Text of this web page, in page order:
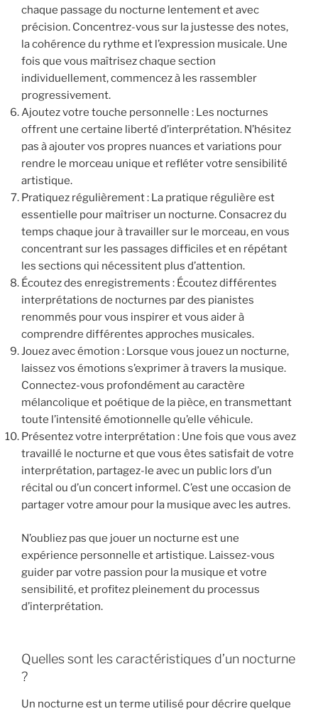
chaque passage du nocturne lentement et avec
précision. Concentrez-vous sur la justesse des notes,
la cohérence du rythme et l’expression musicale. Une
fois que vous maîtrisez chaque section
individuellement, commencez à les rassembler
progressivement.
Ajoutez votre touche personnelle : Les nocturnes
offrent une certaine liberté d’interprétation. N’hésitez
pas à ajouter vos propres nuances et variations pour
rendre le morceau unique et refléter votre sensibilité
artistique.
Pratiquez régulièrement : La pratique régulière est
essentielle pour maîtriser un nocturne. Consacrez du
temps chaque jour à travailler sur le morceau, en vous
concentrant sur les passages difficiles et en répétant
les sections qui nécessitent plus d’attention.
Écoutez des enregistrements : Écoutez différentes
interprétations de nocturnes par des pianistes
renommés pour vous inspirer et vous aider à
comprendre différentes approches musicales.
Jouez avec émotion : Lorsque vous jouez un nocturne,
laissez vos émotions s’exprimer à travers la musique.
Connectez-vous profondément au caractère
mélancolique et poétique de la pièce, en transmettant
toute l’intensité émotionnelle qu’elle véhicule.
Présentez votre interprétation : Une fois que vous avez
travaillé le nocturne et que vous êtes satisfait de votre
interprétation, partagez-le avec un public lors d’un
récital ou d’un concert informel. C’est une occasion de
partager votre amour pour la musique avec les autres.
N’oubliez pas que jouer un nocturne est une
expérience personnelle et artistique. Laissez-vous
guider par votre passion pour la musique et votre
sensibilité, et profitez pleinement du processus
d’interprétation.
Quelles sont les caractéristiques d’un nocturne
?
Un nocturne est un terme utilisé pour décrire quelque